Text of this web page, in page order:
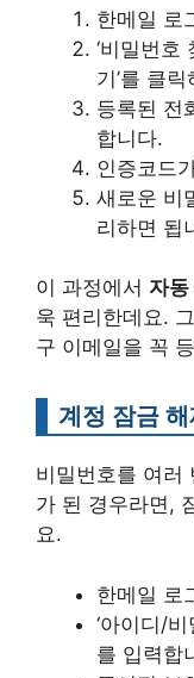
한메일 로
‘비밀번호
기’를 클
등록된 전
합니다.
인증코드
새로운 비
리하면 됩
이 과정에서 자
욱 편리한데요.
구 이메일을 꼭
계정 잠금
비밀번호를 여러
가 된 경우라면,
요.
한메일 로
‘아이디/
를 입력합